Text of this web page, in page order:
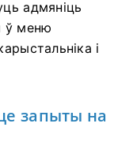
адмяніць
ў меню
і
запыты на